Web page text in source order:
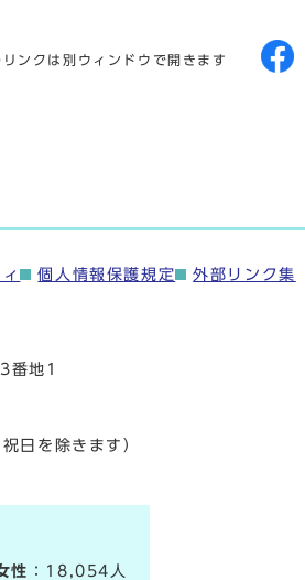
ンクは別ウィンドウで開きます
個人情報保護規定 外部リンク集
番地1
日を除きます）
性 ：18,054人